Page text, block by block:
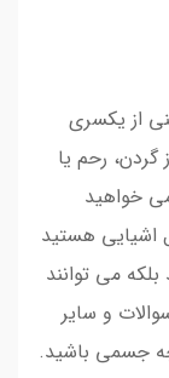
از یکسری
رحم یا
خواهید
اشیایی هستید
می توانند
و سایر
جسمی باشید.